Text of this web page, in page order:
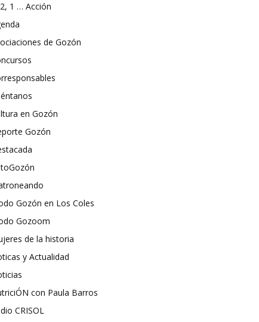
1 … Acción
de Gozón
en Gozón
Gozón
Gozón en Los Coles
Gozoom
de la historia
y Actualidad
con Paula Barros
CRISOL